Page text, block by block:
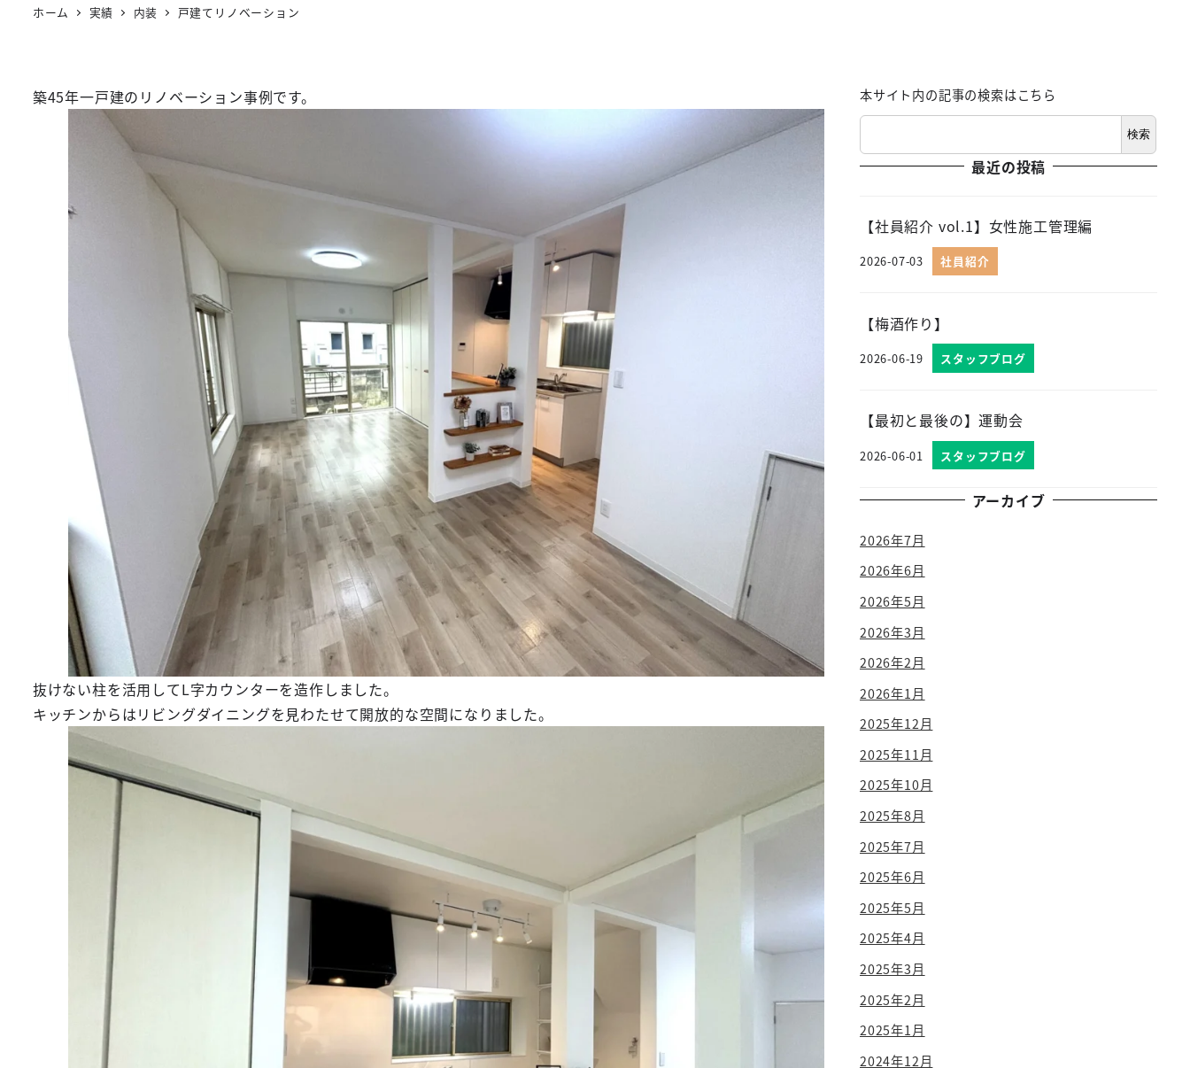
ホーム 実績 内装 戸建てリノベーション
築45年一戸建のリノベーション事例です。
抜けない柱を活用してL字カウンターを造作しました。
キッチンからはリビングダイニングを見わたせて開放的な空間になりました。
本サイト内の記事の検索はこちら
検索
最近の投稿
【社員紹介 vol.1】女性施工管理編
投稿日
2026-07-03 社員紹介
【梅酒作り】
投稿日
2026-06-19 スタッフブログ
【最初と最後の】運動会
投稿日
2026-06-01 スタッフブログ
アーカイブ
2026年7月
2026年6月
2026年5月
2026年3月
2026年2月
2026年1月
2025年12月
2025年11月
2025年10月
2025年8月
2025年7月
2025年6月
2025年5月
2025年4月
2025年3月
2025年2月
2025年1月
2024年12月